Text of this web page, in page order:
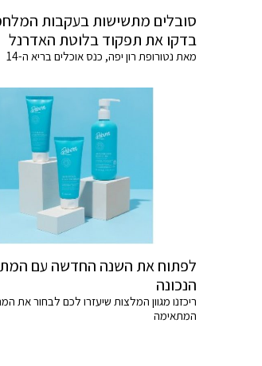
סובלים מתשישות בעקבות
בדקו את תפקוד בלוטת האדרנל
מאת נטורופת רון יפה, כנס אוכלים בריא ה-14
לפתוח את השנה החדשה עם
הנכונה
ריכזנו מגוון המלצות שיעזרו לכם לבחור את
המתאימה